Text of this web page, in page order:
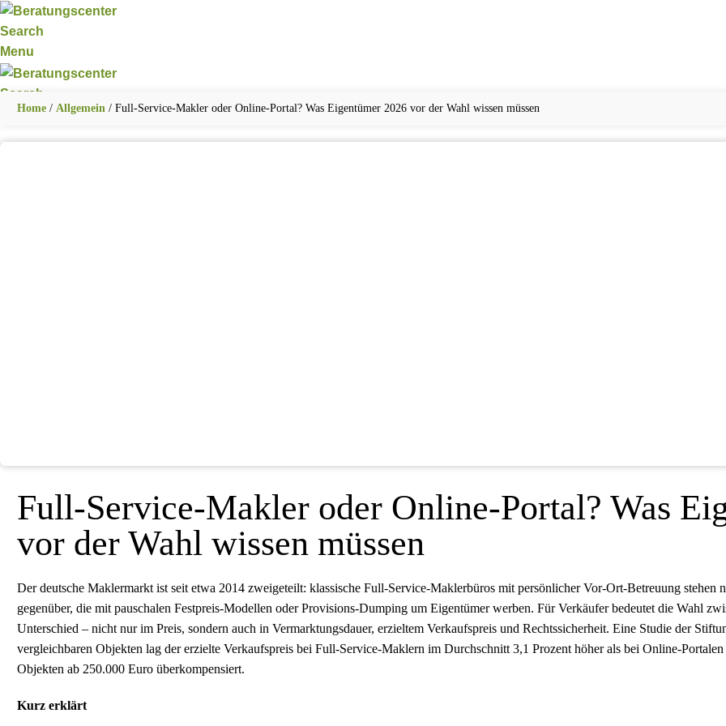
Search
Menu
Search
ERNÄHRUNG UND GESUNDHEITFAMILIE UND KINDERFITNESS UND SPORTKARRIERE UND BERUF
Home / Allgemein / Full-Service-Makler oder Online-Portal? Was Eigentümer 2026 vor der Wahl wissen müssen
Full-Service-Makler oder Online-Portal? Was
vor der Wahl wissen müssen
Der deutsche Maklermarkt ist seit etwa 2014 zweigeteilt: klassische Full-Service-Maklerbüros mit persönlicher Vor-Ort-Betreuung
gegenüber, die mit pauschalen Festpreis-Modellen oder Provisions-Dumping um Eigentümer werben. Für Verkäufer bedeutet die Wahl
Unterschied – nicht nur im Preis, sondern auch in Vermarktungsdauer, erzieltem Verkaufspreis und Rechtssicherheit. Eine Studie der
vergleichbaren Objekten lag der erzielte Verkaufspreis bei Full-Service-Maklern im Durchschnitt 3,1 Prozent höher als bei Online-
Objekten ab 250.000 Euro überkompensiert.
Kurz erklärt